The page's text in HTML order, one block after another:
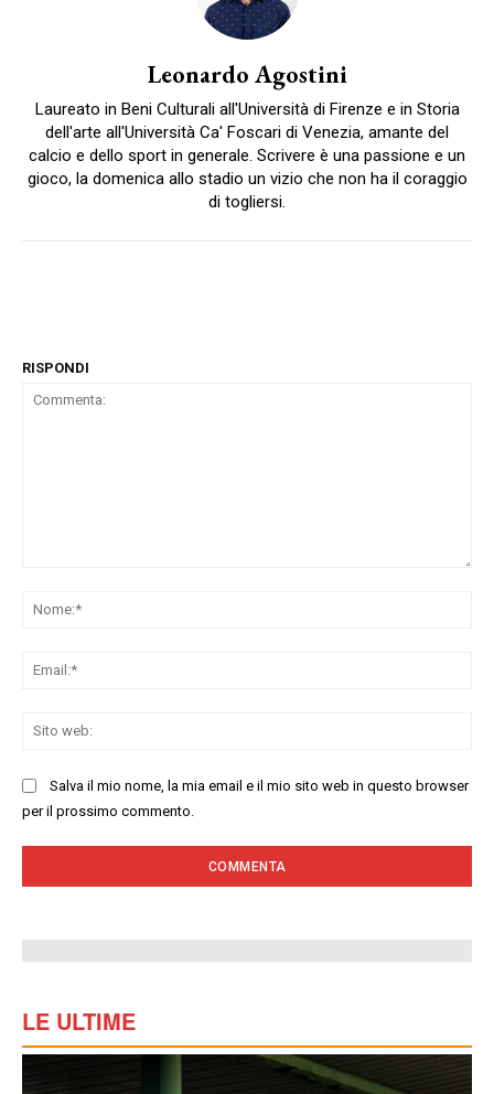
Leonardo Agostini
Laureato in Beni Culturali all'Università di Firenze e in Storia
dell'arte all'Università Ca' Foscari di Venezia, amante del
calcio e dello sport in generale. Scrivere è una passione e un
gioco, la domenica allo stadio un vizio che non ha il coraggio
di togliersi.
RISPONDI
Salva il mio nome, la mia email e il mio sito web in questo browser
per il prossimo commento.
LE ULTIME